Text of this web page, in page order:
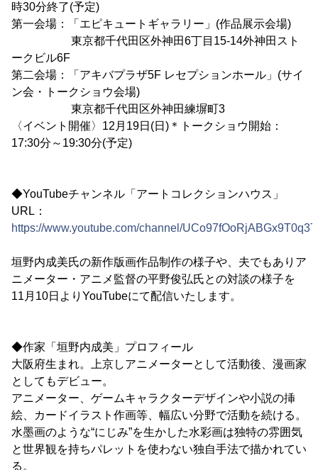
時30分終了(予定)
第一会場：「エピキュートギャラリー」(作品展示会場)
東京都千代田区外神田6丁目15-14外神田スト
ークビル6F
第二会場：「アキバプラザ5F レセプションホール」(サイ
ン会・トークショウ会場)
東京都千代田区外神田練塀町3
〈イベント開催〉12月19日(日)＊トークショウ開始：
17:30分～19:30分(予定)
◆YouTubeチャンネル「アートコレクションハウス」
URL：
https://www.youtube.com/channel/
垣野内成美氏の新作版画作品制作の様子や、夫でもありア
ニメーター・アニメ監督の平野俊弘氏との対談の様子を
11月10日よりYouTubeにて配信いたします。
◆作家「垣野内成美」プロフィール
大阪府生まれ。上京しアニメーターとして活動後、漫画家
としてもデビュー。
アニメーター、ゲームキャラクターデザインや小説の挿
絵、カードイラスト作画等、幅広い分野で活動を続ける。
水墨画のような“にじみ”を生かした水彩画は独特の雰囲気
と世界観を持ちパレットを使わない独自手法で描かれてい
る。